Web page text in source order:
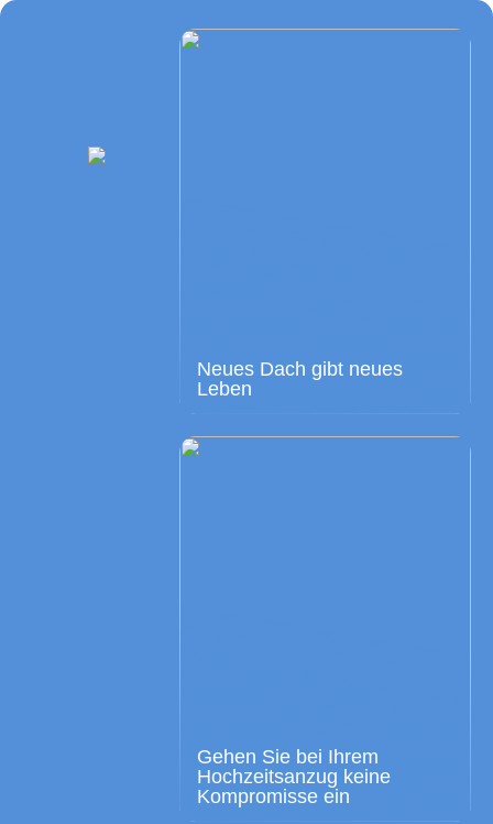
Neues Dach gibt neues
Leben
Gehen Sie bei Ihrem
Hochzeitsanzug keine
Kompromisse ein